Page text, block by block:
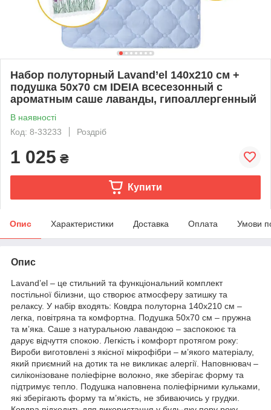
Набор полуторный Lavand’el 140х210 см +
подушка 50х70 см IDEIA всесезонный с
ароматным саше лаванды, гипоаллергенный
В наявності
Код: 8-33233
Роздріб
1 025 ₴
Купити
Опис Характеристики Доставка Оплата Умови
Опис
Lavand’el – це стильний та функціональний комплект
постільної білизни, що створює атмосферу затишку та
релаксу. У набір входять: Ковдра полуторна 140х210 см –
легка, повітряна та комфортна. Подушка 50х70 см – пружна
та м’яка. Саше з натуральною лавандою – заспокоює та
дарує відчуття спокою. Легкість і комфорт протягом року:
Вироби виготовлені з якісної мікрофібри – м’якого матеріалу,
який приємний на дотик та не викликає алергії. Наповнювач –
силіконізоване поліефірне волокно, яке зберігає форму та
підтримує тепло. Подушка наповнена поліефірними кульками,
які зберігають форму та м’якість, не збиваючись у грудки.